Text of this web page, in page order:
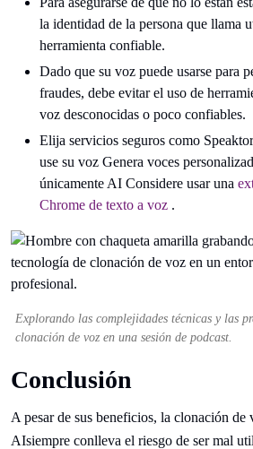
la identidad de la persona que llama
herramienta confiable.
Dado que su voz puede usarse para
fraudes, debe evitar el uso de
voz desconocidas o poco confiables.
Elija servicios seguros como
use su voz Genera voces
únicamente AI Considere usar una
Chrome de texto a voz .
Explorando las complejidades técnicas y las
clonación de voz en una sesión de podcast.
Conclusión
A pesar de sus beneficios, la clonación de
AIsiempre conlleva el riesgo de ser mal